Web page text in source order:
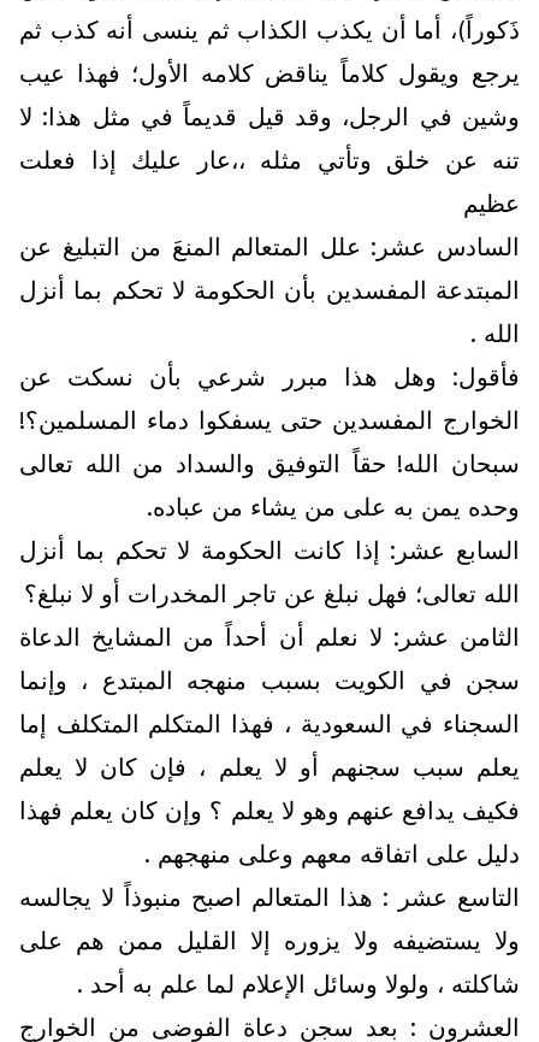
ذَكوراً)، أما أن يكذب الكذاب ثم ينسى أنه كذب ثم
يرجع ويقول كلاماً يناقض كلامه الأول؛ فهذا عيب
وشين في الرجل، وقد قيل قديماً في مثل هذا: لا
تنه عن خلق وتأتي مثله ،،عار عليك إذا فعلت
عظيم
السادس عشر: علل المتعالم المنعَ من التبليغ عن
المبتدعة المفسدين بأن الحكومة لا تحكم بما أنزل
الله .
فأقول: وهل هذا مبرر شرعي بأن نسكت عن
الخوارج المفسدين حتى يسفكوا دماء المسلمين؟!
سبحان الله! حقاً التوفيق والسداد من الله تعالى
وحده يمن به على من يشاء من عباده.
السابع عشر: إذا كانت الحكومة لا تحكم بما أنزل
الله تعالى؛ فهل نبلغ عن تاجر المخدرات أو لا نبلغ؟
الثامن عشر: لا نعلم أن أحداً من المشايخ الدعاة
سجن في الكويت بسبب منهجه المبتدع ، وإنما
السجناء في السعودية ، فهذا المتكلم المتكلف إما
يعلم سبب سجنهم أو لا يعلم ، فإن كان لا يعلم
فكيف يدافع عنهم وهو لا يعلم ؟ وإن كان يعلم فهذا
دليل على اتفاقه معهم وعلى منهجهم .
التاسع عشر : هذا المتعالم اصبح منبوذاً لا يجالسه
ولا يستضيفه ولا يزوره إلا القليل ممن هم على
شاكلته ، ولولا وسائل الإعلام لما علم به أحد .
العشرون : بعد سجن دعاة الفوضى من الخوارج